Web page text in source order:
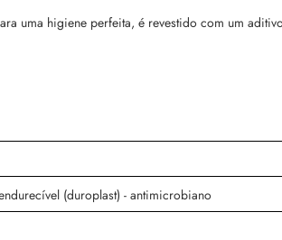
uma higiene perfeita, é revestido com um
(duroplast) - antimicrobiano